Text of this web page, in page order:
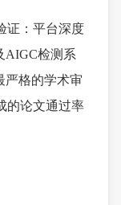
证：平台深度
AIGC检测系
严格的学术审
的论文通过率